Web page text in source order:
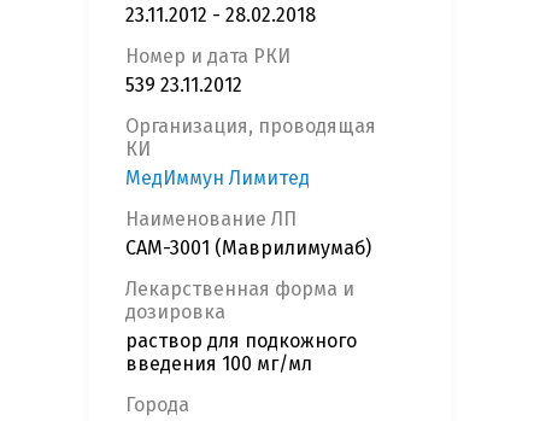
23.11.2012 - 28.02.2018
Номер и дата РКИ
539 23.11.2012
Организация, проводящая
КИ
МедИммун Лимитед
Наименование ЛП
CAM-3001 (Маврилимумаб)
Лекарственная форма и
дозировка
раствор для подкожного
введения 100 мг/мл
Города